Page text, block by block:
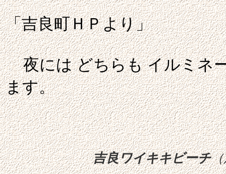
「吉良町ＨＰより」
夜には どちらも イルミネ
ます。
吉良ワイキキビーチ